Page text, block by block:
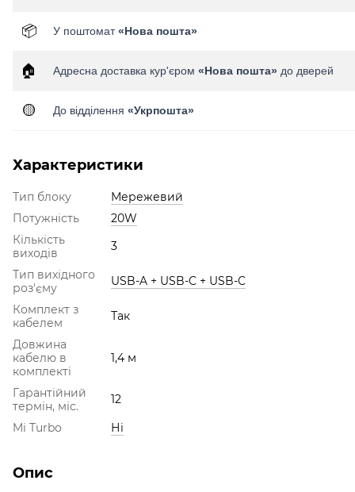
📦 У поштомат«Нова пошта»
🏠 Адресна доставка кур'єром «Нова пошта» до дверей
🟡 До відділення «Укрпошта»
Характеристики
Тип блоку
Мережевий
Потужність
20W
Кількість
виходів
3
Тип вихідного
роз'єму
USB-A + USB-C + USB-C
Комплект з
кабелем
Так
Довжина
кабелю в
комплекті
1,4 м
Гарантійний
термін, міс.
12
Mi Turbo
Ні
Опис